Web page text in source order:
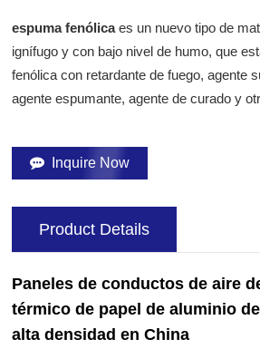
espuma fenólicaes un nuevo tipo de
ignífugo y con bajo nivel de humo, que
fenólica con retardante de fuego, agente
agente espumante, agente de curado y
Inquire Now
Product Details
Paneles de conductos de aire
térmico de papel de aluminio
alta densidad en China